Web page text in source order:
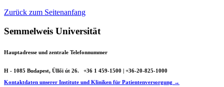
Zurück zum Seitenanfang
Semmelweis Universität
Hauptadresse und zentrale Telefonnummer
H - 1085 Budapest, Üllői út 26.
+36 1 459-1500 | +36-20-825-1000
Kontaktdaten unserer Institute und Kliniken für Patientenversorgung →